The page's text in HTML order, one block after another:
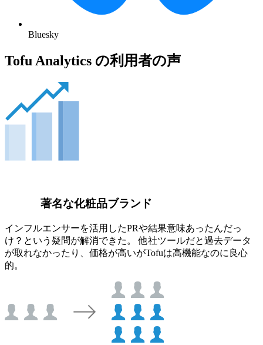
Bluesky
Tofu Analytics の利用者の声
著名な化粧品ブランド
インフルエンサーを活用したPRや結果意味あったんだっ
け？という疑問が解消できた。 他社ツールだと過去データ
が取れなかったり、価格が高いがTofuは高機能なのに良心
的。